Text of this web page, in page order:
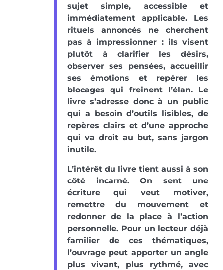
sujet simple, accessible et
immédiatement applicable. Les
rituels annoncés ne cherchent
pas à impressionner : ils visent
plutôt à clarifier les désirs,
observer ses pensées, accueillir
ses émotions et repérer les
blocages qui freinent l’élan. Le
livre s’adresse donc à un public
qui a besoin d’outils lisibles, de
repères clairs et d’une approche
qui va droit au but, sans jargon
inutile.
L’intérêt du livre tient aussi à son
côté incarné. On sent une
écriture qui veut motiver,
remettre du mouvement et
redonner de la place à l’action
personnelle. Pour un lecteur déjà
familier de ces thématiques,
l’ouvrage peut apporter un angle
plus vivant, plus rythmé, avec